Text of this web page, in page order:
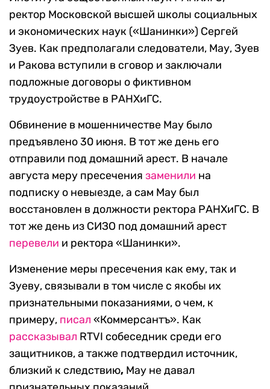
ректор Московской высшей школы социальных
и экономических наук («Шанинки») Сергей
Зуев. Как предполагали следователи, Мау, Зуев
и Ракова вступили в сговор и заключали
подложные договоры о фиктивном
трудоустройстве в РАНХиГС.
Обвинение в мошенничестве Мау было
предъявлено 30 июня. В тот же день его
отправили под домашний арест. В начале
августа меру пресечения заменили на
подписку о невыезде, а сам Мау был
восстановлен в должности ректора РАНХиГС. В
тот же день из СИЗО под домашний арест
перевели и ректора «Шанинки».
Изменение меры пресечения как ему, так и
Зуеву, связывали в том числе с якобы их
признательными показаниями, о чем, к
примеру, писал «Коммерсантъ». Как
рассказывал RTVI собеседник среди его
защитников, а также подтвердил источник,
близкий к следствию, Мау не давал